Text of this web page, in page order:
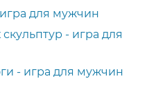
для мужчин
- игра для
- игра для мужчин